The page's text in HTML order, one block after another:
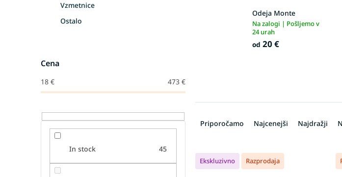
Vzmetnice
Ostalo
Cena
18 € 473 €
In stock 45
Odeja Monte
Na zalogi | Pošljemo v
24 urah
od 20 €
r
Priporočamo Najcenejši Najdražji
L
Ekskluzivno Razprodaja